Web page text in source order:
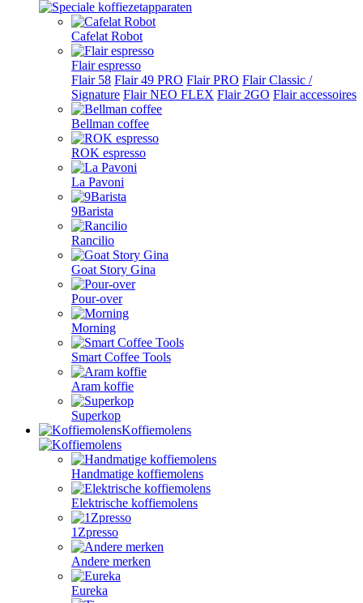
Cafelat Robot
Flair espresso
Flair 58 Flair 49 PRO Flair PRO Flair Classic /
Signature Flair NEO FLEX Flair 2GO Flair accessoires
Bellman coffee
ROK espresso
La Pavoni
9Barista
Rancilio
Goat Story Gina
Pour-over
Morning
Smart Coffee Tools
Aram koffie
Superkop
Koffiemolens
Handmatige koffiemolens
Elektrische koffiemolens
1Zpresso
Andere merken
Eureka